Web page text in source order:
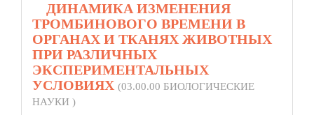
ДИНАМИКА ИЗМЕНЕНИЯ
ТРОМБИНОВОГО ВРЕМЕНИ В
ОРГАНАХ И ТКАНЯХ ЖИВОТНЫХ
ПРИ РАЗЛИЧНЫХ
ЭКСПЕРИМЕНТАЛЬНЫХ
УСЛОВИЯХ (03.00.00 БИОЛОГИЧЕСКИЕ
НАУКИ )